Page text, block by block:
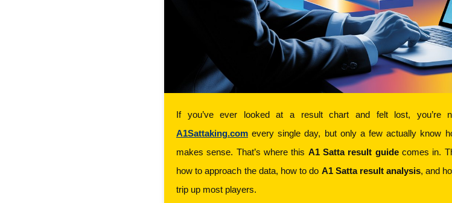
A1Sattaking.com every single day, but only a few actually know
makes sense. That’s where this A1 Satta result guide comes in.
how to approach the data, how to do A1 Satta result analysis, and
trip up most players.